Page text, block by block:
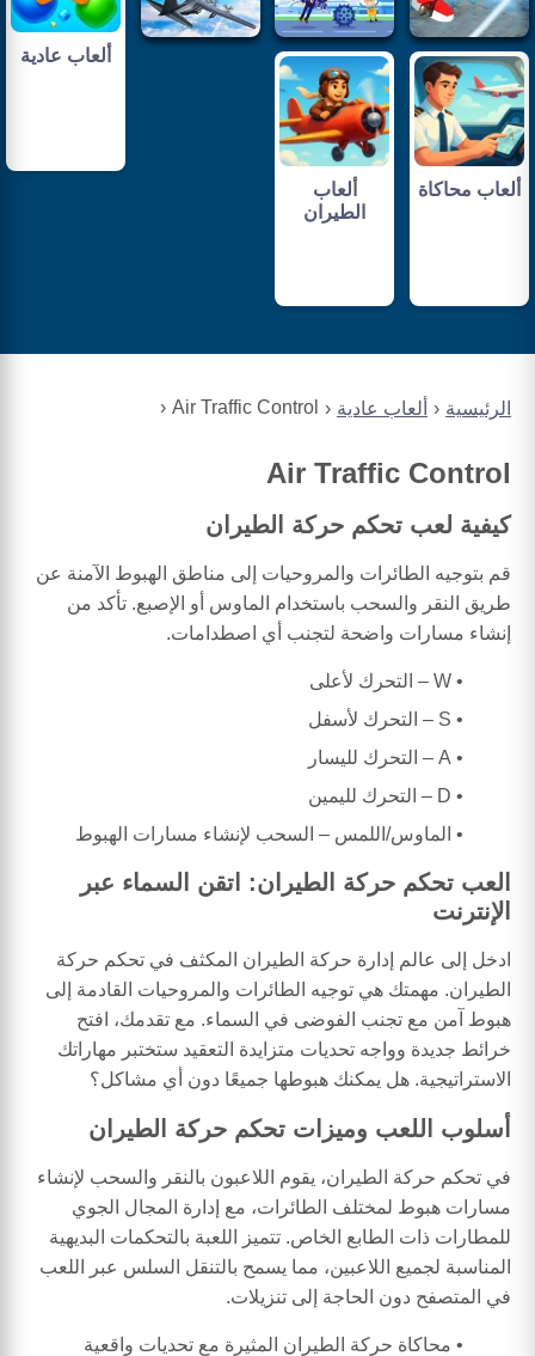
الرئيسية ألعاب عادية Air Traffic Control
Air Traffic Control
كيفية لعب تحكم حركة الطيران
قم بتوجيه الطائرات والمروحيات إلى مناطق الهبوط الآمنة عن
طريق النقر والسحب باستخدام الماوس أو الإصبع. تأكد من
إنشاء مسارات واضحة لتجنب أي اصطدامات.
W – التحرك لأعلى
S – التحرك لأسفل
A – التحرك لليسار
D – التحرك لليمين
الماوس/اللمس – السحب لإنشاء مسارات الهبوط
العب تحكم حركة الطيران: اتقن السماء عبر
الإنترنت
ادخل إلى عالم إدارة حركة الطيران المكثف في تحكم حركة
الطيران. مهمتك هي توجيه الطائرات والمروحيات القادمة إلى
هبوط آمن مع تجنب الفوضى في السماء. مع تقدمك، افتح
خرائط جديدة وواجه تحديات متزايدة التعقيد ستختبر مهاراتك
الاستراتيجية. هل يمكنك هبوطها جميعًا دون أي مشاكل؟
أسلوب اللعب وميزات تحكم حركة الطيران
في تحكم حركة الطيران، يقوم اللاعبون بالنقر والسحب لإنشاء
مسارات هبوط لمختلف الطائرات، مع إدارة المجال الجوي
للمطارات ذات الطابع الخاص. تتميز اللعبة بالتحكمات البديهية
المناسبة لجميع اللاعبين، مما يسمح بالتنقل السلس عبر اللعب
في المتصفح دون الحاجة إلى تنزيلات.
محاكاة حركة الطيران المثيرة مع تحديات واقعية
ألعاب عادية
ألعاب محاكاة
ألعاب
الطيران